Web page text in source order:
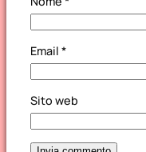
Email *
Sito web